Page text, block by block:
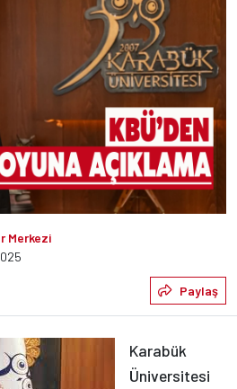
Merkezi
Paylaş
Karabük
Üniversitesi